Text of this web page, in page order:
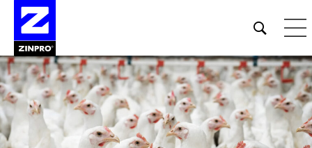
Open
site
search
form
Buscar: